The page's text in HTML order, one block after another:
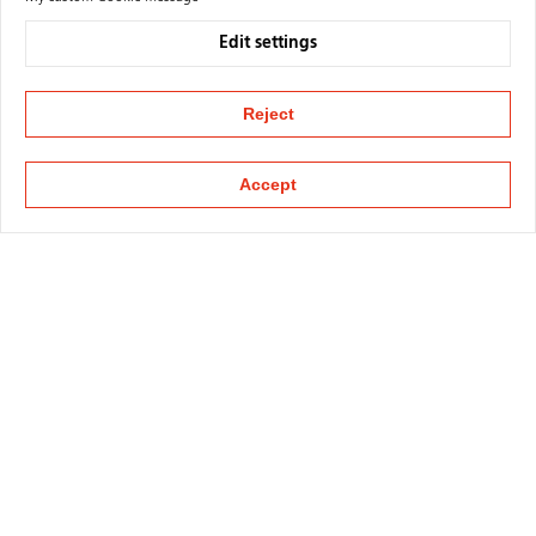
Edit settings
Reject
Accept